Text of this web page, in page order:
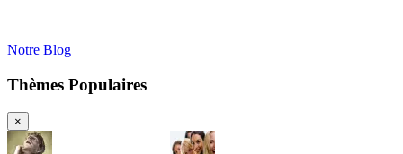
Notre Blog
Thèmes Populaires
×